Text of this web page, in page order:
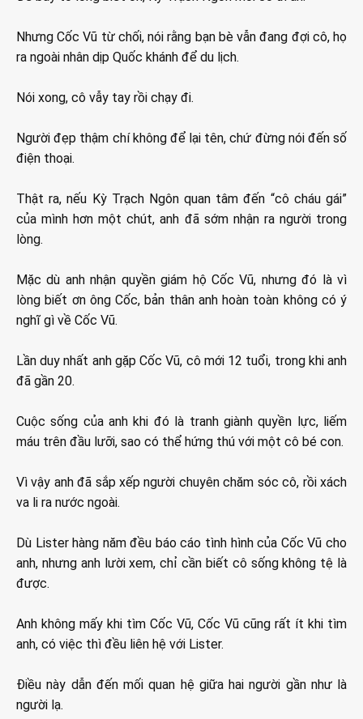
Nhưng Cốc Vũ từ chối, nói rằng bạn bè vẫn đang đợi cô, họ
ra ngoài nhân dịp Quốc khánh để du lịch.
Nói xong, cô vẫy tay rồi chạy đi.
Người đẹp thậm chí không để lại tên, chứ đừng nói đến số
điện thoại.
Thật ra, nếu Kỳ Trạch Ngôn quan tâm đến “cô cháu gái”
của mình hơn một chút, anh đã sớm nhận ra người trong
lòng.
Mặc dù anh nhận quyền giám hộ Cốc Vũ, nhưng đó là vì
lòng biết ơn ông Cốc, bản thân anh hoàn toàn không có ý
nghĩ gì về Cốc Vũ.
Lần duy nhất anh gặp Cốc Vũ, cô mới 12 tuổi, trong khi anh
đã gần 20.
Cuộc sống của anh khi đó là tranh giành quyền lực, liếm
máu trên đầu lưỡi, sao có thể hứng thú với một cô bé con.
Vì vậy anh đã sắp xếp người chuyên chăm sóc cô, rồi xách
va li ra nước ngoài.
Dù Lister hàng năm đều báo cáo tình hình của Cốc Vũ cho
anh, nhưng anh lười xem, chỉ cần biết cô sống không tệ là
được.
Anh không mấy khi tìm Cốc Vũ, Cốc Vũ cũng rất ít khi tìm
anh, có việc thì đều liên hệ với Lister.
Điều này dẫn đến mối quan hệ giữa hai người gần như là
người lạ.